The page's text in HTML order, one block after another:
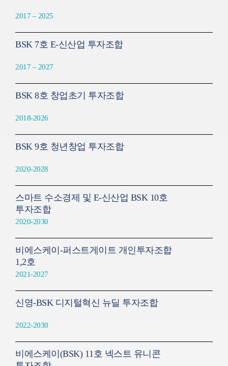
2017 – 2025
BSK 7호 E-신산업 투자조합
2017 – 2027
BSK 8호 창업초기 투자조합
2018-2026
BSK 9호 청년창업 투자조합
2020-2028
스마트 수소경제 및 E-신산업 BSK 10호
투자조합
2020-2030
비에스케이-퍼스트게이트 개인투자조합
1,2호
2021-2027
신영-BSK 디지털혁신 뉴딜 투자조합
2022-2030
비에스케이(BSK) 11호 넥스트 유니콘